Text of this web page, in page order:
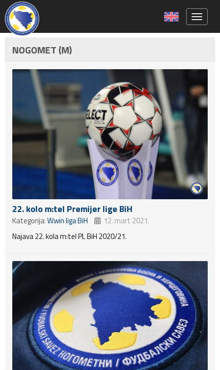
NOGOMET (M)
22. kolo m:tel Premijer lige BiH
Kategorija:Wwin liga BiH
12. mart 2021.
Najava 22. kola m:tel PL BiH 2020/21.